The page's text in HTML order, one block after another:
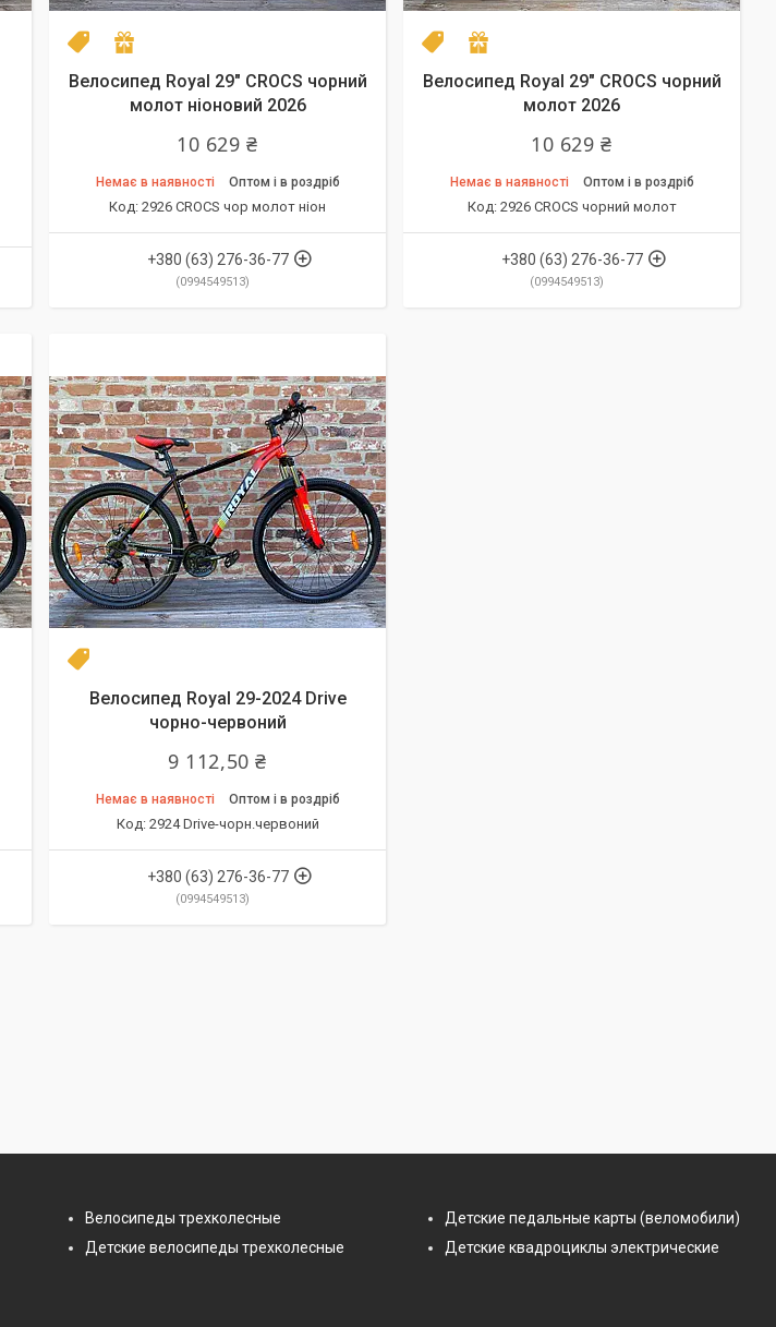
NEW model 2026
Велосипед Royal 29" CROCS чорний
молот ніоновий 2026
10 629 ₴
Немає в наявності Оптом і в роздріб
2926 CROCS чор молот ніон
+380 (63) 276-36-77
0994549513
NEW model 2026
Велосипед Royal 29" CROCS чорний
молот 2026
10 629 ₴
Немає в наявності Оптом і в роздріб
2926 CROCS чорний молот
+380 (63) 276-36-77
0994549513
Велосипед Royal 29-2024 Drive
чорно-червоний
9 112,50 ₴
Немає в наявності Оптом і в роздріб
2924 Drive-чорн.червоний
+380 (63) 276-36-77
0994549513
Велосипеды трехколесные
Детские велосипеды трехколесные
Детские педальные карты (веломобили)
Детские квадроциклы электрические